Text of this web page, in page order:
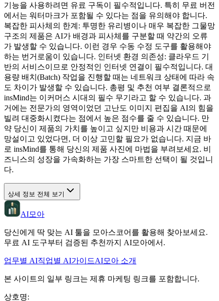
기능을 사용하려면 유료 구독이 필수적입니다. 특히 무료 버전
에서는 워터마크가 포함될 수 있다는 점을 유의해야 합니다.
복잡한 피사체의 한계: 투명한 유리병이나 매우 복잡한 그물망
구조의 제품은 AI가 배경과 피사체를 구분할 때 약간의 오류
가 발생할 수 있습니다. 이런 경우 수동 수정 도구를 활용해야
하는 번거로움이 있습니다. 인터넷 환경 의존성: 클라우드 기
반의 서비스이므로 안정적인 인터넷 연결이 필수적입니다. 대
용량 배치(Batch) 작업을 진행할 때는 네트워크 상태에 따라 속
도 차이가 발생할 수 있습니다. 총평 및 추천 여부 결론적으로
insMind는 이커머스 시대의 필수 무기라고 할 수 있습니다. 과
거에는 전문가의 영역이었던 고난도 이미지 편집을 AI의 힘을
빌려 대중화시켰다는 점에서 높은 점수를 줄 수 있습니다. 만
약 당신이 제품의 가치를 높이고 싶지만 비용과 시간 때문에
망설이고 있었다면, 더 이상 고민할 필요가 없습니다. 지금 바
로 insMind를 통해 당신의 제품 사진에 마법을 부려보세요. 비
즈니스의 성장을 가속화하는 가장 스마트한 선택이 될 것입니
다.
상세 정보 전체 보기
AI모아
당신에게 딱 맞는 AI 툴을 모아스코어를 활용해 찾아보세요.
무료 AI 도구부터 검증된 추천까지 AI모아에서.
업무별 AI직업별 AI가이드AI모아 소개
본 사이트의 일부 링크는 제휴 마케팅 링크를 포함합니다.
상호명: